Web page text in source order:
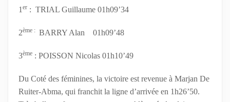
1 er : TRIAL Guillaume 01h09’34
2ème : BARRY Alan 01h09’48
3ème : POISSON Nicolas 01h10’49
Du Coté des féminines, la victoire est revenue à Marjan De
Ruiter-Abma, qui franchit la ligne d’arrivée en 1h26’50.